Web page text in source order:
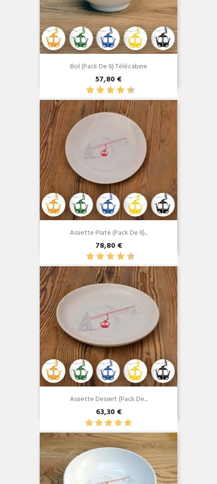
Bol (Pack De 6) Télécabine
57,80 €
Aperçu rapide
Assiette Plate (Pack De 6)...
78,80 €
Aperçu rapide
Assiette Dessert (Pack De...
63,30 €
Aperçu rapide